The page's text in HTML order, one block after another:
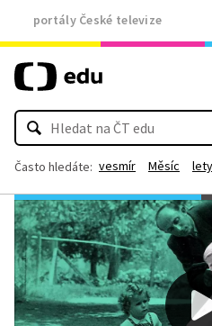
portály České televize
Často hledáte: vesmír Měsíc